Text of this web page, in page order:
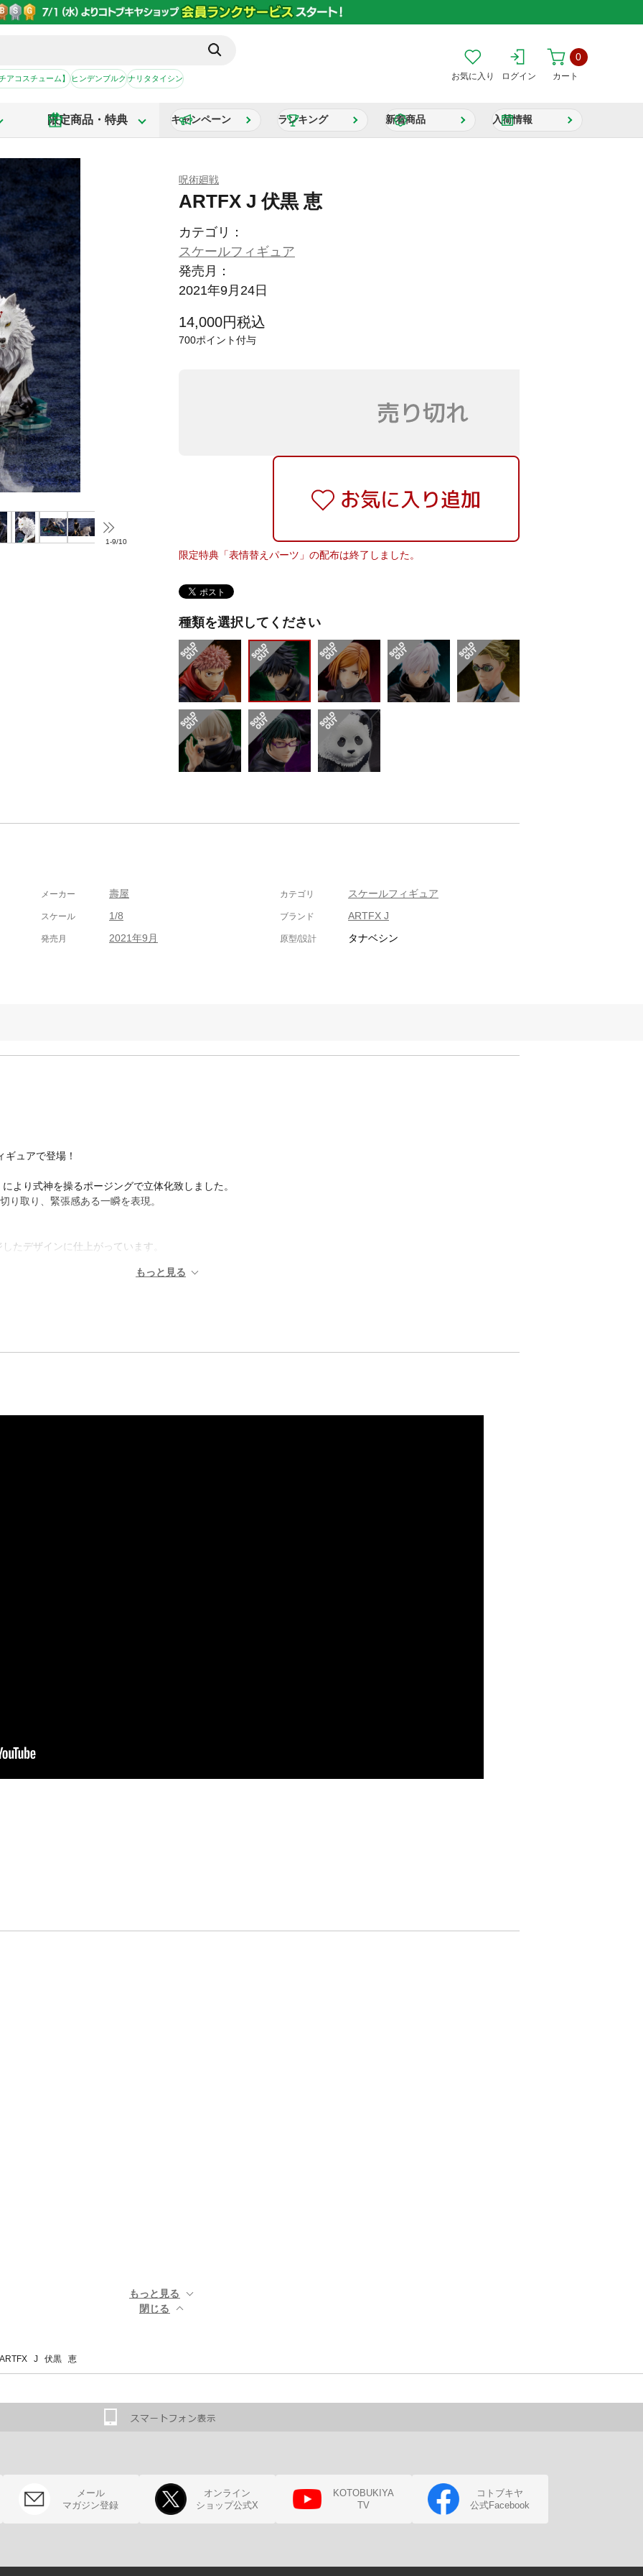
アコスチューム】ヒンデンブルクナリタタイシン お気に入り ログイン カート
0
限定商品・特典 キャンペーン ランキング 新着商品 入荷情報
1-9/10
呪術廻戦
ARTFX J 伏黒 恵
カテゴリ：
スケールフィギュア
発売月：
2021年9月24日
14,000円税込
700ポイント付与
限定特典「表情替えパーツ」の配布は終了しました。
種類を選択してください
メーカー 壽屋 カテゴリ スケールフィギュア
スケール 1/8 ブランド ARTFX J
発売月 2021年9月 原型/設計
タナベシン
ュアで登場！
より式神を操るポージングで立体化致しました。
り取り、緊張感ある一瞬を表現。
たデザインに仕上がっています。
もっと見る ▼
閉じる ▲
J 伏黒 恵
メール
マガジン登録
オンライン
ショップ公式X
KOTOBUKIYA
TV
コトブキヤ
公式Facebook